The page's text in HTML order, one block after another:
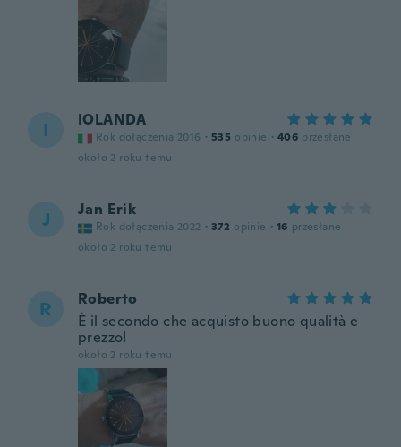
I IOLANDA
Rok dołączenia 2016 · 535 opinie · 406 przesłane
około 2 roku temu
J Jan Erik
Rok dołączenia 2022 · 372 opinie · 16 przesłane
około 2 roku temu
R
Roberto
È il secondo che acquisto buono qualità e
prezzo!
około 2 roku temu